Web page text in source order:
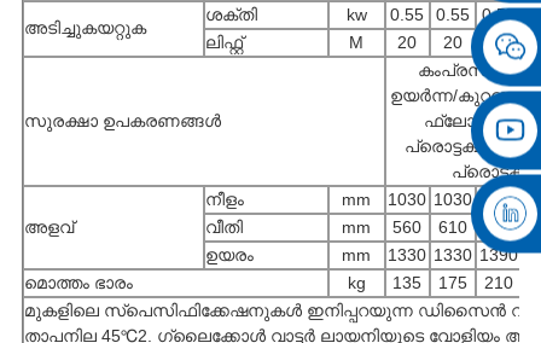
അടിച്ചുകയറ്റുക
ശക്തി kw 0.55 0.55 0.55
ലിഫ്റ്റ്
M 20 20 20
സുരക്ഷാ ഉപകരണങ്ങൾ
കംപ്രസർ
ഉയർന്ന/കുറഞ്ഞ
ഫ്ലോ റേറ്റ്
പ്രൊട്ടക്ഷൻ,
അളവ്
നീളം mm 1030 1030 1170
വീതി
mm 560 610 610
ഉയരം
mm 1330 1330 1390
മൊത്തം ഭാരം
kg 135 175 210
മുകളിലെ സ്പെസിഫിക്കേഷനുകൾ ഇനിപ്പറയുന്ന ഡിസൈൻ
താപനില 45℃2. ഗ്ലൈക്കോൾ വാട്ടർ ലായനിയുടെ വോളിയം